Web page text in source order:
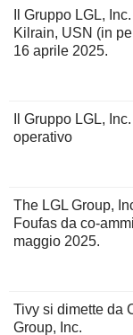
Il Gruppo LGL,
Kilrain, USN (in
16 aprile 2025.
Il Gruppo LGL,
operativo
The LGL Group,
Foufas da co-
maggio 2025.
Tivy si dimette da
Group, Inc.